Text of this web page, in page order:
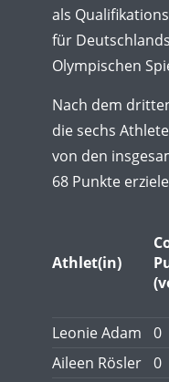
als
für
Olympischen
Nach dem
die sechs
von den
68 Punkte
Athlet(in)
Leonie Adam
0
Aileen Rösler 0